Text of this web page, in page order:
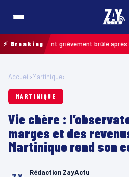
⚡ Breaking
enfant grièvement brûlé après
Accueil›Martinique›
MARTINIQUE
Vie chère :
marges et des
Martinique rend son
Rédaction ZayActu